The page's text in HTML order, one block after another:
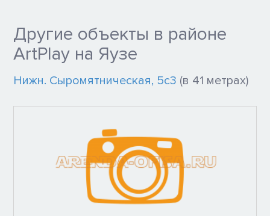
Другие объекты в районе
ArtPlay на Яузе
Нижн. Сыромятническая, 5с3 (в 41 метрах)